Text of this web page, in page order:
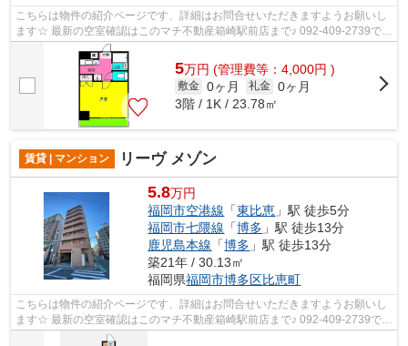
こちらは物件の紹介ページです、詳細はお問合せいただきますようお願いし
ます☆ 最新の空室確認はこのマチ不動産箱崎駅前店まで♪ 092-409-2739で
す！迅速に対応致します！！！！！♪
5万円 (管理費等：4,000円 )
敷金 0ヶ月 礼金 0ヶ月
3階 / 1K / 23.78㎡
賃貸 | マンション リーヴ メゾン
5.8万円
福岡市空港線 「東比恵 」駅 徒歩5分
福岡市七隈線 「博多 」駅 徒歩13分
鹿児島本線 「博多 」駅 徒歩13分
築21年 / 30.13㎡
福岡県福岡市博多区比恵町
こちらは物件の紹介ページです、詳細はお問合せいただきますようお願いし
ます☆ 最新の空室確認はこのマチ不動産箱崎駅前店まで♪ 092-409-2739で
す！迅速に対応致します！！！！！♪